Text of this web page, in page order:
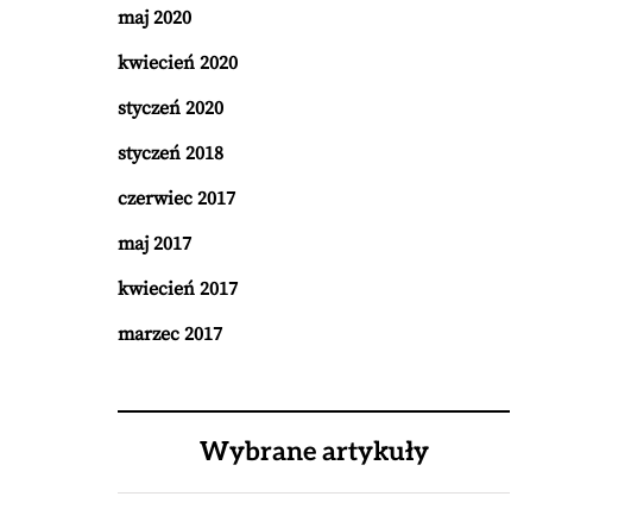
maj 2020
kwiecień 2020
styczeń 2020
styczeń 2018
czerwiec 2017
maj 2017
kwiecień 2017
marzec 2017
Wybrane artykuły